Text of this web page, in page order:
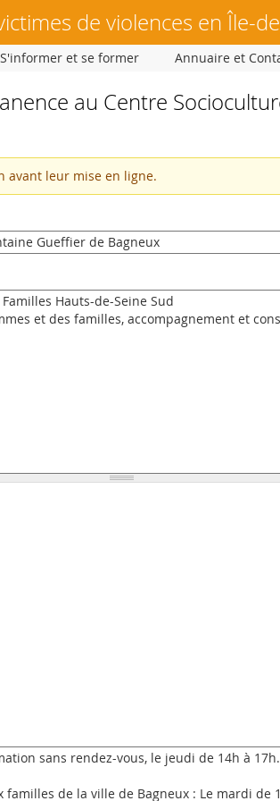
de violences en Île-
au Centre
avant leur mise en ligne.
S'informer et se former Annuaire et